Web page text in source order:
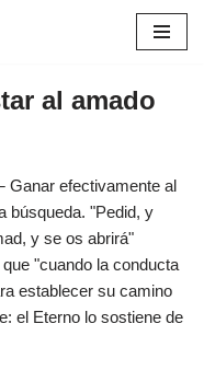
al amado
Ganar efectivamente al
búsqueda. "Pedid, y
y se os abrirá"
"cuando la conducta
establecer su camino
el Eterno lo sostiene de